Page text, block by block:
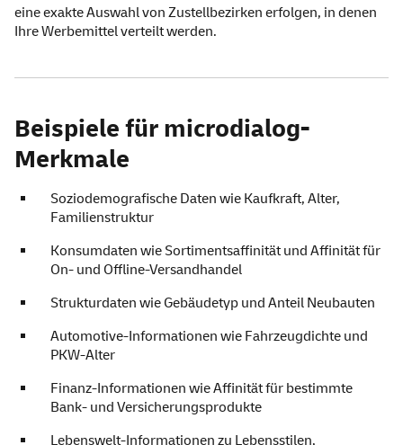
eine exakte Auswahl von Zustellbezirken erfolgen, in denen
Ihre Werbemittel verteilt werden.
Beispiele für microdialog-
Merkmale
Soziodemografische Daten wie Kaufkraft, Alter,
Familienstruktur
Konsumdaten wie Sortimentsaffinität und Affinität für
On- und Offline-Versandhandel
Strukturdaten wie Gebäudetyp und Anteil Neubauten
Automotive-Informationen wie Fahrzeugdichte und
PKW-Alter
Finanz-Informationen wie Affinität für bestimmte
Bank- und Versicherungsprodukte
Lebenswelt-Informationen zu Lebensstilen,